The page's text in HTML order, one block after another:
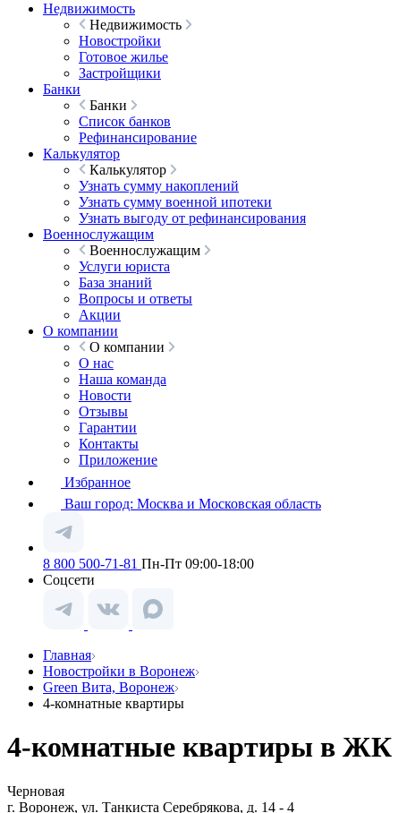
Недвижимость
Недвижимость
Новостройки
Готовое жилье
Застройщики
Банки
Банки
Список банков
Рефинансирование
Калькулятор
Калькулятор
Узнать сумму накоплений
Узнать сумму военной ипотеки
Узнать выгоду от рефинансирования
Военнослужащим
Военнослужащим
Услуги юриста
База знаний
Вопросы и ответы
Акции
О компании
О компании
О нас
Наша команда
Новости
Отзывы
Гарантии
Контакты
Приложение
Избранное
Ваш город: Москва и Московская область
8 800 500-71-81 Пн-Пт 09:00-18:00
Соцсети
Главная
Новостройки в Воронеж
Green Вита, Воронеж
4-комнатные квартиры
4-комнатные квартиры в ЖК
Черновая
г. Воронеж, ул. Танкиста Серебрякова, д. 14 - 4